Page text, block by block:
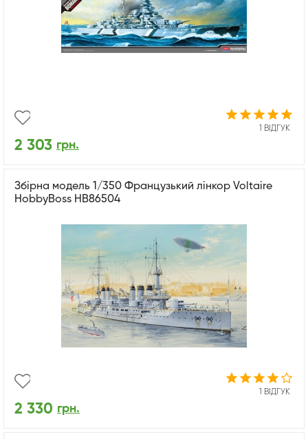
1 ВІДГУК
2 303 грн.
Збірна модель 1/350 Французький лінкор Voltaire
HobbyBoss HB86504
1 ВІДГУК
2 330 грн.